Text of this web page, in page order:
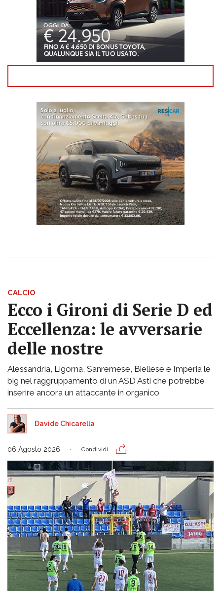
CALCIO
Ecco i Gironi di Serie D ed
Eccellenza: le avversarie
delle nostre
Alessandria, Ligorna, Sanremese, Biellese e Imperia le
big nel raggruppamento di un ASD Asti che potrebbe
inserire ancora un attaccante in organico
Davide Chicarella
06 Agosto 2026 Condividi